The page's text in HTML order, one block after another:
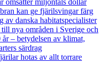
kan ge fjärilsvingar färg
av danska habitatspecialister
nya områden i Sverige och
år– betydelsen av klimat,
särdrag
hotas av allt torrare